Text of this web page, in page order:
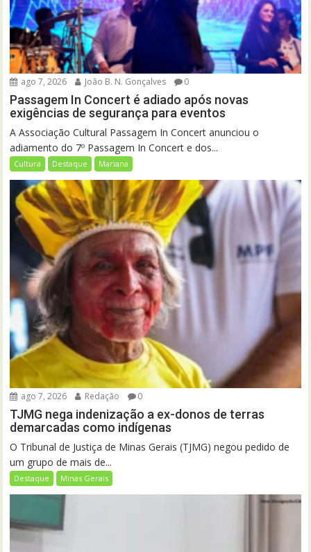
ago 7, 2026 João B. N. Gonçalves 0
Passagem In Concert é adiado após novas
exigências de segurança para eventos
A Associação Cultural Passagem In Concert anunciou o
adiamento do 7º Passagem In Concert e dos...
Cultura Destaque Mariana
ago 7, 2026 Redação 0
TJMG nega indenização a ex-donos de terras
demarcadas como indígenas
O Tribunal de Justiça de Minas Gerais (TJMG) negou pedido de
um grupo de mais de...
Destaque Minas Gerais